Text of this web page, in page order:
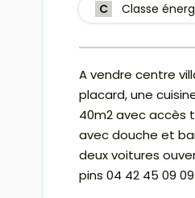
C Classe
A vendre centre
placard, une
40m2 avec accès
avec douche et
deux voitures
pins 04 42 45 09